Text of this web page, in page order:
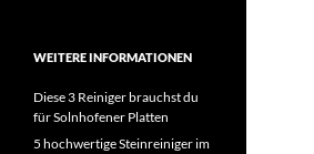
WEITERE INFORMATIONEN
Diese 3 Reiniger brauchst du
für Solnhofener Platten
5 hochwertige Steinreiniger im